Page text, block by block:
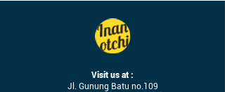
Visit us at :
Jl. Gunung Batu no.109